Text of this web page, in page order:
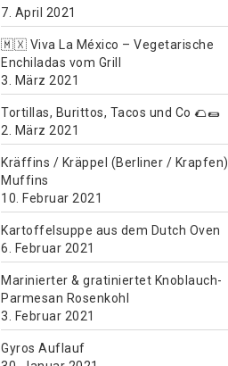
7. April 2021
🇲🇽 Viva La México – Vegetarische
Enchiladas vom Grill
3. März 2021
Tortillas, Burittos, Tacos und Co 🌮🌯
2. März 2021
Kräffins / Kräppel (Berliner / Krapfen)
Muffins
10. Februar 2021
Kartoffelsuppe aus dem Dutch Oven
6. Februar 2021
Marinierter & gratiniertet Knoblauch-
Parmesan Rosenkohl
3. Februar 2021
Gyros Auflauf